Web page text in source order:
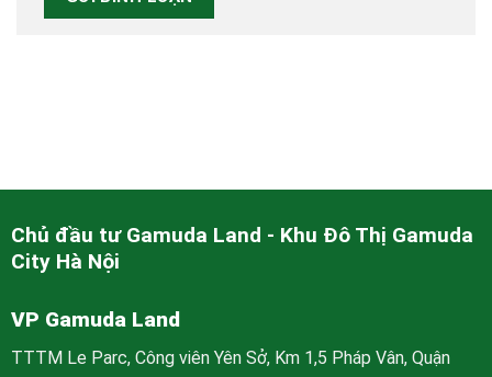
Chủ đầu tư Gamuda Land - Khu Đô Thị Gamuda
City Hà Nội
VP Gamuda Land
TTTM Le Parc, Công viên Yên Sở, Km 1,5 Pháp Vân, Quận